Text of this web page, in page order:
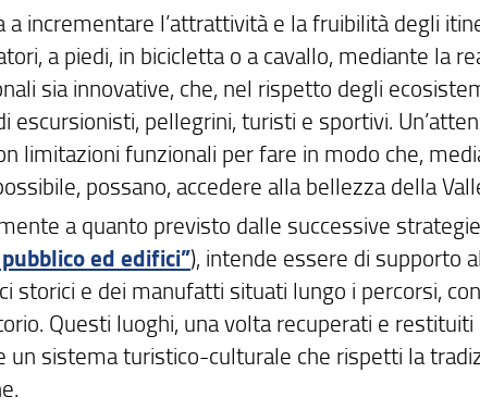
a incrementare l’attrattività e la fruibilità degli
a piedi, in bicicletta o a cavallo, mediante la
sia innovative, che, nel rispetto degli
escursionisti, pellegrini, turisti e sportivi.
limitazioni funzionali per fare in modo che,
possano, accedere alla bellezza della
a quanto previsto dalle successive
ed edifici”), intende essere di supporto
storici e dei manufatti situati lungo i percorsi,
Questi luoghi, una volta recuperati e
un sistema turistico-culturale che rispetti la